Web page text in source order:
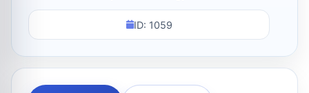
ID: 1059